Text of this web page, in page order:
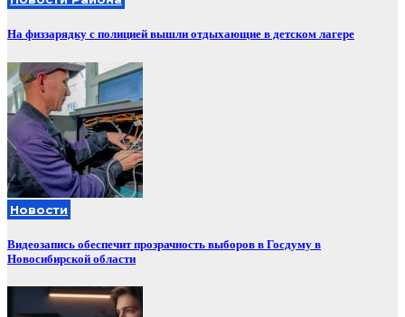
На физзарядку с полицией вышли отдыхающие в детском лагере
Новости
Видеозапись обеспечит прозрачность выборов в Госдуму в
Новосибирской области